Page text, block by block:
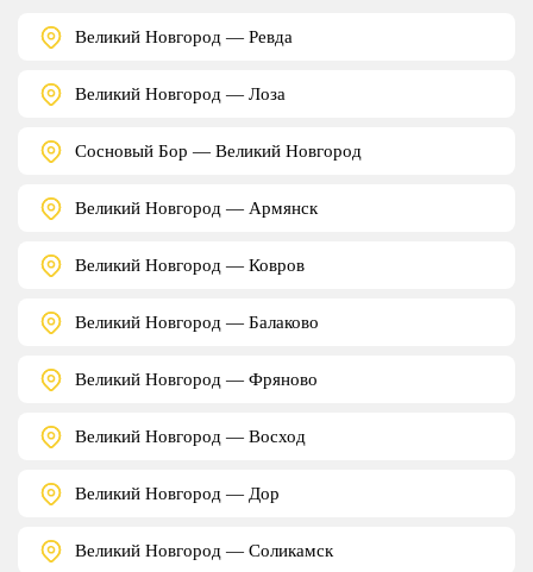
Великий Новгород — Ревда
Великий Новгород — Лоза
Сосновый Бор — Великий Новгород
Великий Новгород — Армянск
Великий Новгород — Ковров
Великий Новгород — Балаково
Великий Новгород — Фряново
Великий Новгород — Восход
Великий Новгород — Дор
Великий Новгород — Соликамск